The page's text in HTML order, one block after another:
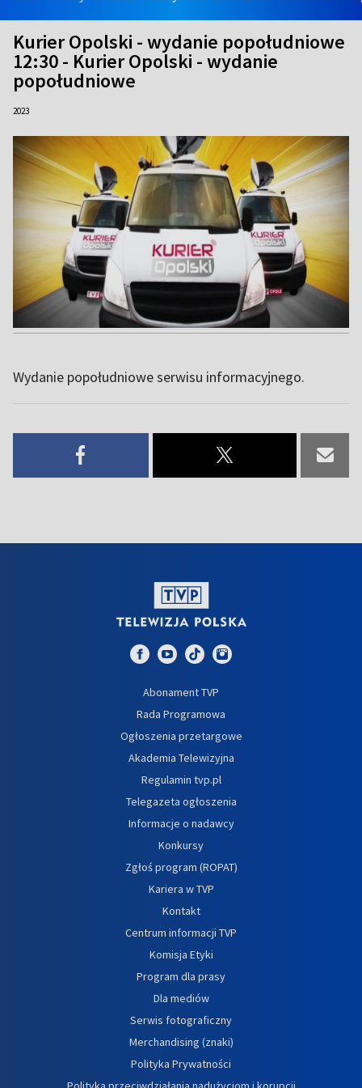
Kurier Opolski - wydanie popołudniowe
12:30 - Kurier Opolski - wydanie
popołudniowe
2023
Wydanie popołudniowe serwisu informacyjnego.
Abonament TVP
Rada Programowa
Ogłoszenia przetargowe
Akademia Telewizyjna
Regulamin tvp.pl
Telegazeta ogłoszenia
Informacje o nadawcy
Konkursy
Zgłoś program (ROPAT)
Kariera w TVP
Kontakt
Centrum informacji TVP
Komisja Etyki
Program dla prasy
Dla mediów
Serwis fotograficzny
Merchandising (znaki)
Polityka Prywatności